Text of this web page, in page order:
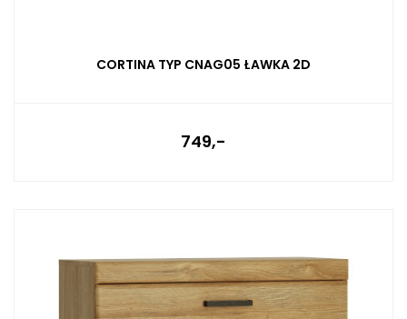
CORTINA TYP CNAG05 ŁAWKA 2D
749,-